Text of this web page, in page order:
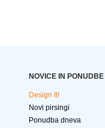
NOVICE IN PONUDBE
Design It!
Novi pirsingi
Ponudba dneva